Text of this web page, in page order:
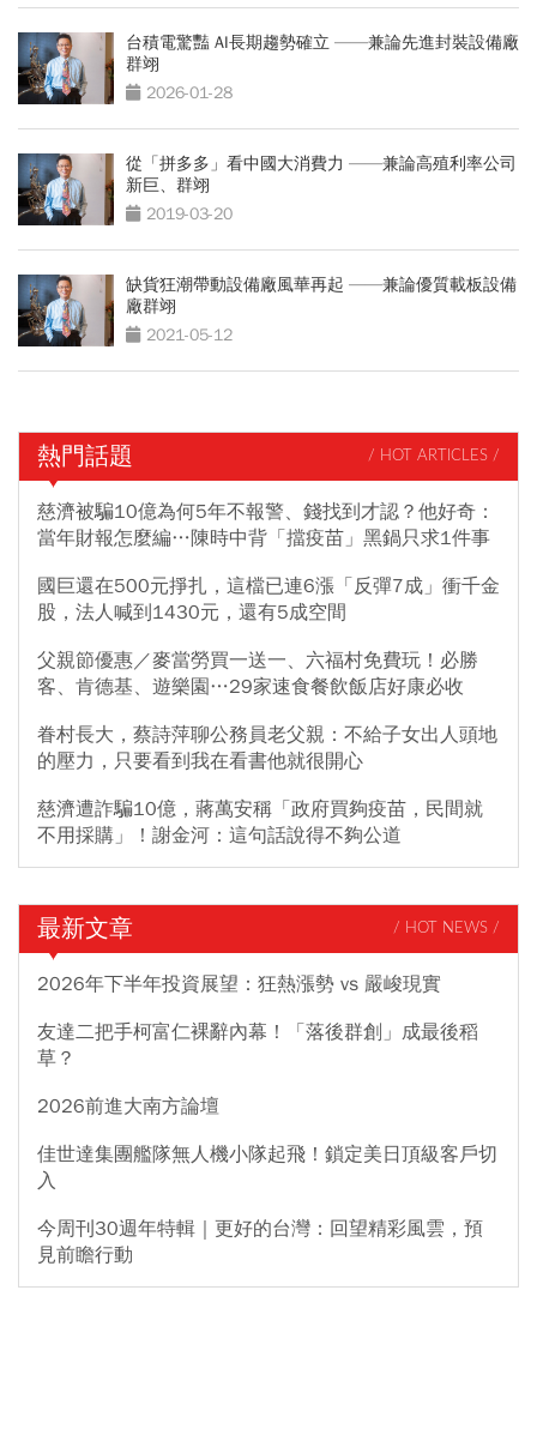
台積電驚豔 AI長期趨勢確立 ——兼論先進封裝設備廠
群翊
2026-01-28
從「拼多多」看中國大消費力 ——兼論高殖利率公司
新巨、群翊
2019-03-20
缺貨狂潮帶動設備廠風華再起 ——兼論優質載板設備
廠群翊
2021-05-12
熱門話題 / HOT ARTICLES /
慈濟被騙10億為何5年不報警、錢找到才認？他好奇：
當年財報怎麼編…陳時中背「擋疫苗」黑鍋只求1件事
國巨還在500元掙扎，這檔已連6漲「反彈7成」衝千金
股，法人喊到1430元，還有5成空間
父親節優惠／麥當勞買一送一、六福村免費玩！必勝
客、肯德基、遊樂園…29家速食餐飲飯店好康必收
眷村長大，蔡詩萍聊公務員老父親：不給子女出人頭地
的壓力，只要看到我在看書他就很開心
慈濟遭詐騙10億，蔣萬安稱「政府買夠疫苗，民間就
不用採購」！謝金河：這句話說得不夠公道
最新文章 / HOT NEWS /
2026年下半年投資展望：狂熱漲勢 vs 嚴峻現實
友達二把手柯富仁裸辭內幕！「落後群創」成最後稻
草？
2026前進大南方論壇
佳世達集團艦隊無人機小隊起飛！鎖定美日頂級客戶切
入
今周刊30週年特輯｜更好的台灣：回望精彩風雲，預
見前瞻行動